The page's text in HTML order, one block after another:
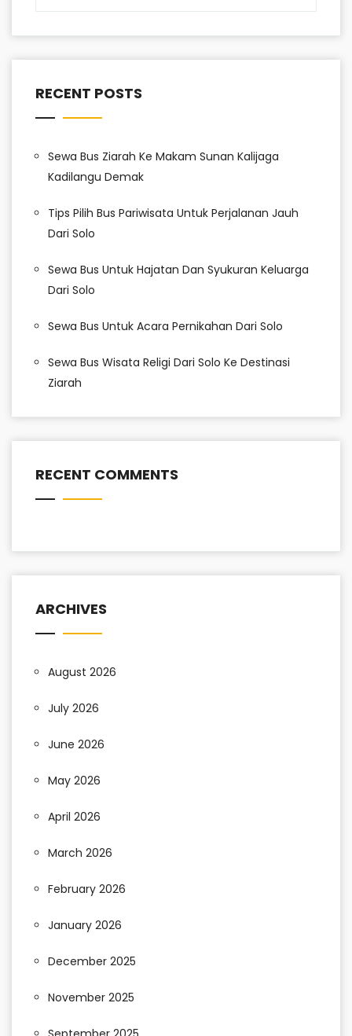
RECENT POSTS
Sewa Bus Ziarah Ke Makam Sunan Kalijaga
Kadilangu Demak
Tips Pilih Bus Pariwisata Untuk Perjalanan Jauh
Dari Solo
Sewa Bus Untuk Hajatan Dan Syukuran Keluarga
Dari Solo
Sewa Bus Untuk Acara Pernikahan Dari Solo
Sewa Bus Wisata Religi Dari Solo Ke Destinasi
Ziarah
RECENT COMMENTS
ARCHIVES
August 2026
July 2026
June 2026
May 2026
April 2026
March 2026
February 2026
January 2026
December 2025
November 2025